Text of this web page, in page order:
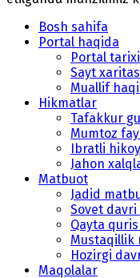
Bosh sahifa
Portal haqida
Portal tarixi
Sayt
Muallif
Hikmatlar
Tafakkur
Mumtoz
Ibratli
Jahon
Matbuot
Jadid
Sovet
Qayta
Mustaqillik
Hozirgi
Maqolalar